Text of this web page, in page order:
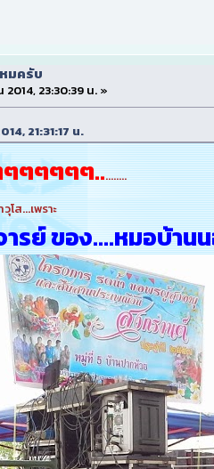
มครับ
23:30:39 น. »
21:31:17 น.
ๆๆๆๆๆ..........
ส...เพราะ
รย์ ของ....หมอบ้าน